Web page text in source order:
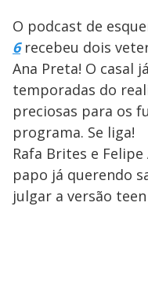
O podcast de
6recebeu dois
Ana Preta! O casal
temporadas do
preciosas para os
programa. Se liga!
Rafa Brites e
papo já querendo
julgar a versão